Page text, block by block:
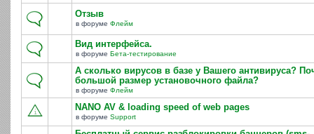
Отзыв
в форуме Флейм
Вид интерфейса.
в форуме Бета-тестирование
А сколько вирусов в базе у Вашего антивируса?
большой размер установочного файла?
в форуме Флейм
NANO AV & loading speed of web pages
в форуме Support